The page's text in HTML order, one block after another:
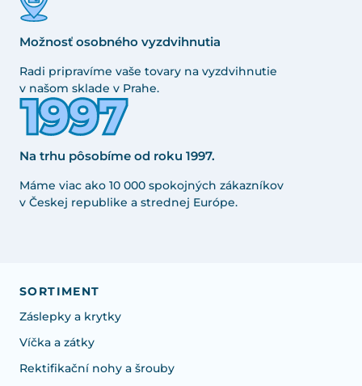
Možnosť osobného vyzdvihnutia
Radi pripravíme vaše tovary na vyzdvihnutie
v našom sklade v Prahe.
Na trhu pôsobíme od roku 1997.
Máme viac ako 10 000 spokojných zákazníkov
v Českej republike a strednej Európe.
SORTIMENT
Záslepky a krytky
Víčka a zátky
Rektifikační nohy a šrouby